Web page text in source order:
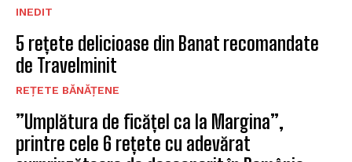
INEDIT
5 rețete delicioase din Banat recomandate
de Travelminit
REȚETE BĂNĂȚENE
”Umplătura de ficățel ca la Margina”,
printre cele 6 rețete cu adevărat